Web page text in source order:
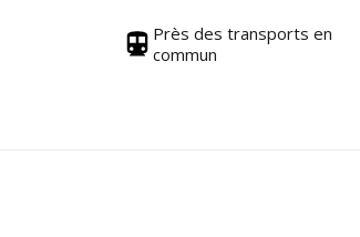
Près des transports en
commun